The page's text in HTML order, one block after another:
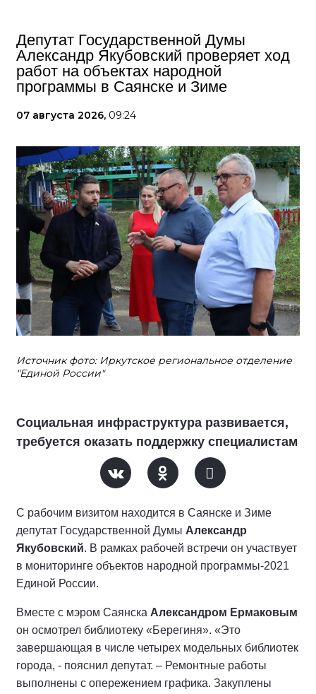
Депутат Государственной Думы
Александр Якубовский проверяет ход
работ на объектах народной
программы в Саянске и Зиме
07 августа 2026, 09:24
Источник фото: Иркутское региональное отделение
"Единой России"
Социальная инфраструктура развивается,
требуется оказать поддержку специалистам
С рабочим визитом находится в Саянске и Зиме
депутат Государственной Думы Александр
Якубовский. В рамках рабочей встречи он участвует
в мониторинге объектов народной программы-2021
Единой России.
Вместе с мэром Саянска Александром Ермаковым
он осмотрел библиотеку «Берегиня». «Это
завершающая в числе четырех модельных библиотек
города, - пояснил депутат. – Ремонтные работы
выполнены с опережением графика. Закуплены